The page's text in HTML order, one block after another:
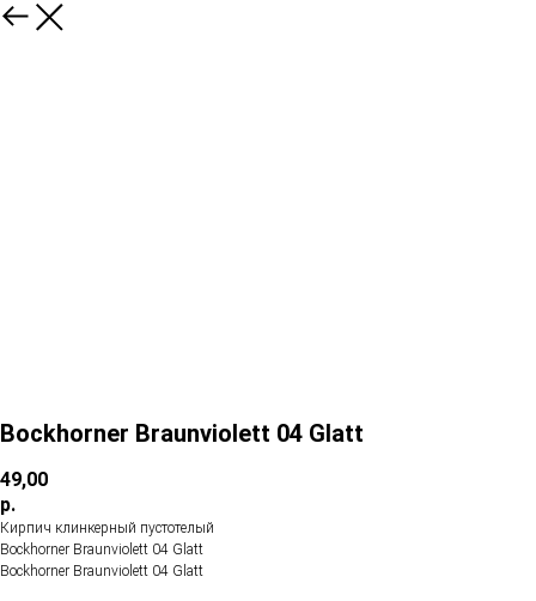
Bockhorner Braunviolett 04 Glatt
49,00
р.
Кирпич клинкерный пустотелый
Bockhorner Braunviolett 04 Glatt
Bockhorner Braunviolett 04 Glatt